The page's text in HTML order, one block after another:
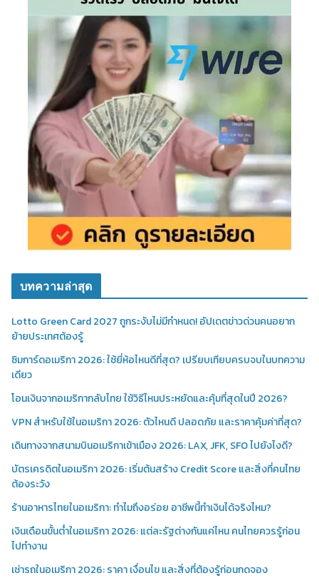
บทความล่าสุด
Lotto Green Card 2027 ถูกระงับไม่มีกำหนด! อัปเดตข่าวด่วนคนอยาก
ย้ายประเทศต้องรู้
ซิมการ์ดอเมริกา 2026: ใช้ยี่ห้อไหนดีที่สุด? เปรียบเทียบครบจบในบทความ
เดียว
โอนเงินจากอเมริกากลับไทย ใช้วิธีไหนประหยัดและคุ้มที่สุดในปี 2026?
VPN สำหรับใช้ในอเมริกา 2026: ตัวไหนดี ปลอดภัย และราคาคุ้มค่าที่สุด?
เดินทางจากสนามบินอเมริกาเข้าเมือง 2026: LAX, JFK, SFO ไปยังไงดี?
บัตรเครดิตในอเมริกา 2026: เริ่มต้นสร้าง Credit Score และสิ่งที่คนไทย
ต้องระวัง
ร้านอาหารไทยในอเมริกา: ทำไมถึงอร่อย อาชีพนี้ทำเงินได้จริงไหม?
เงินเดือนขั้นต่ำในอเมริกา 2026: แต่ละรัฐต่างกันแค่ไหน คนไทยควรรู้ก่อน
ไปทำงาน
เช่ารถในอเมริกา 2026: ราคา เงื่อนไข และสิ่งที่ต้องรู้ก่อนกดจอง